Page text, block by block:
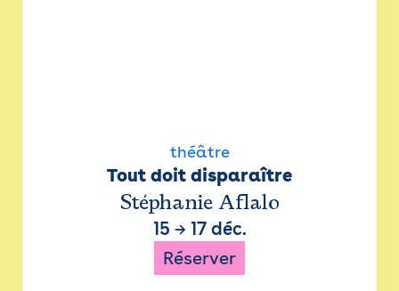
théâtre
Tout doit disparaître
Stéphanie Aflalo
15 → 17 déc.
Réserver